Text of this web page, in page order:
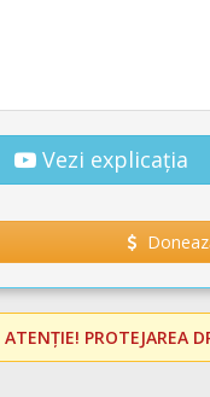
Vezi explicația
ATENȚIE! PROTEJAREA